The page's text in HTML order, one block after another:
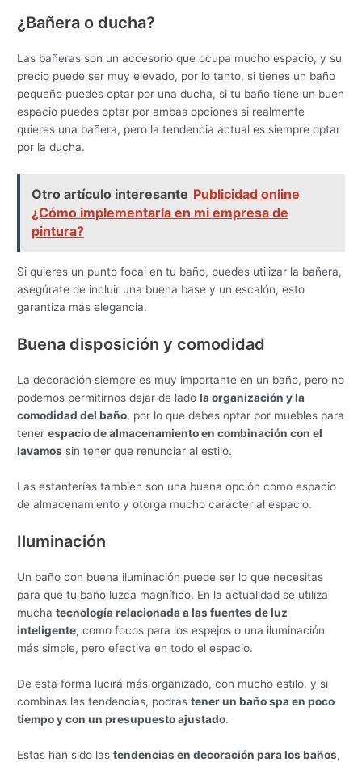
¿Bañera o ducha?
Las bañeras son un accesorio que ocupa mucho espacio, y su
precio puede ser muy elevado, por lo tanto, si tienes un baño
pequeño puedes optar por una ducha, si tu baño tiene un buen
espacio puedes optar por ambas opciones si realmente
quieres una bañera, pero la tendencia actual es siempre optar
por la ducha.
Otro artículo interesante Publicidad online
¿Cómo implementarla en mi empresa de
pintura?
Si quieres un punto focal en tu baño, puedes utilizar la bañera,
asegúrate de incluir una buena base y un escalón, esto
garantiza más elegancia.
Buena disposición y comodidad
La decoración siempre es muy importante en un baño, pero no
podemos permitirnos dejar de ladola organización y la
comodidad del baño, por lo que debes optar por muebles para
tenerespacio de almacenamiento en combinación con el
lavamos sin tener que renunciar al estilo.
Las estanterías también son una buena opción como espacio
de almacenamiento y otorga mucho carácter al espacio.
Iluminación
Un baño con buena iluminación puede ser lo que necesitas
para que tu baño luzca magnífico. En la actualidad se utiliza
muchatecnología relacionada a las fuentes de luz
inteligente, como focos para los espejos o una iluminación
más simple, pero efectiva en todo el espacio.
De esta forma lucirá más organizado, con mucho estilo, y si
combinas las tendencias, podrástener un baño spa en poco
tiempo y con un presupuesto ajustado.
Estas han sido lastendencias en decoración para los baños,